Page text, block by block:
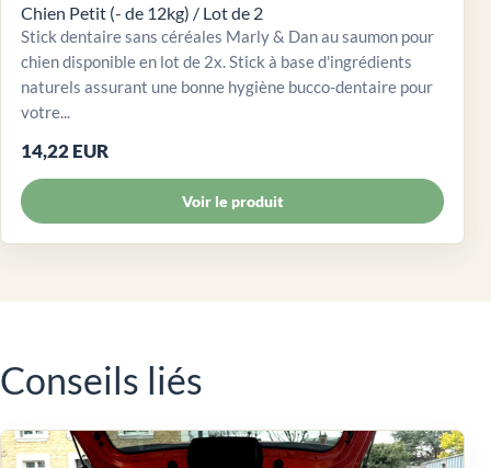
Chien Petit (- de 12kg) / Lot de 2
Stick dentaire sans céréales Marly & Dan au saumon pour
chien disponible en lot de 2x. Stick à base d'ingrédients
naturels assurant une bonne hygiène bucco-dentaire pour
votre...
14,22 EUR
Voir le produit
Conseils liés